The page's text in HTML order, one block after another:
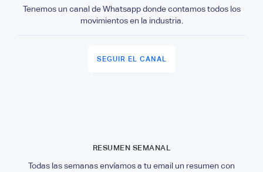
Tenemos un canal de Whatsapp donde contamos todos los
movimientos en la industria.
SEGUIR EL CANAL
RESUMEN SEMANAL
Todas las semanas envíamos a tu email un resumen con